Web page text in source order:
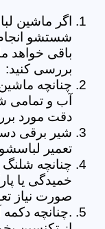
اگر ماشین
شستشو
باقی خواهد
بررسی کنید:
چنانچه
آب و تمامی
دقت مورد
شیر برقی
تعمیر
چنانچه
خمیدگی یا
صورت نیاز
.چنانچه